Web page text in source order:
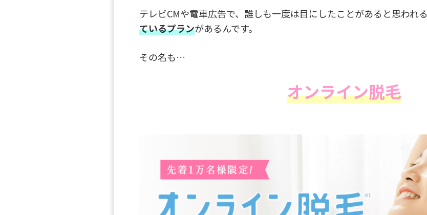
テレビCMや電車広告で、誰しも一度は目にしたことがあると思われる
ているプランがあるんです。
その名も…
オンライン脱毛